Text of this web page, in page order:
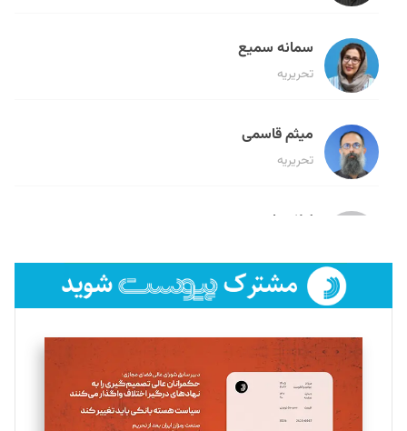
سمانه سمیع
تحریریه
میثم قاسمی
تحریریه
لیلا حنارود
فائزه فتحی رستمی
تحریریه
سروش کرمیان
تحریریه